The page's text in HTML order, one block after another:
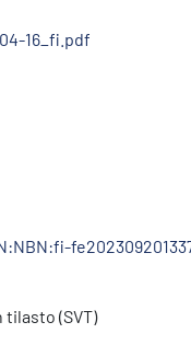
16_fi.pdf
(SVT)